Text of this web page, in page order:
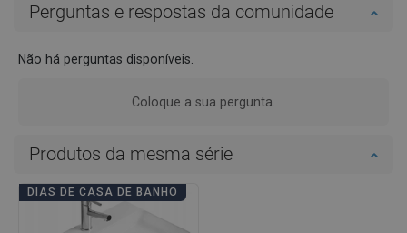
Perguntas e respostas da comunidade
Não há perguntas disponíveis.
Coloque a sua pergunta.
Produtos da mesma série
DIAS DE CASA DE BANHO